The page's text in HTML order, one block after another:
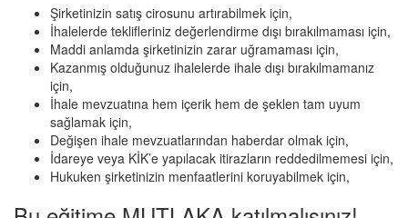
Şirketinizin satış cirosunu artırabilmek için,
İhalelerde teklifleriniz değerlendirme dışı bırakılmaması için,
Maddi anlamda şirketinizin zarar uğramaması için,
Kazanmış olduğunuz ihalelerde ihale dışı bırakılmamanız
için,
İhale mevzuatına hem içerik hem de şeklen tam uyum
sağlamak için,
Değişen ihale mevzuatlarından haberdar olmak için,
İdareye veya KİK’e yapılacak itirazların reddedilmemesi için,
Hukuken şirketinizin menfaatlerini koruyabilmek için,